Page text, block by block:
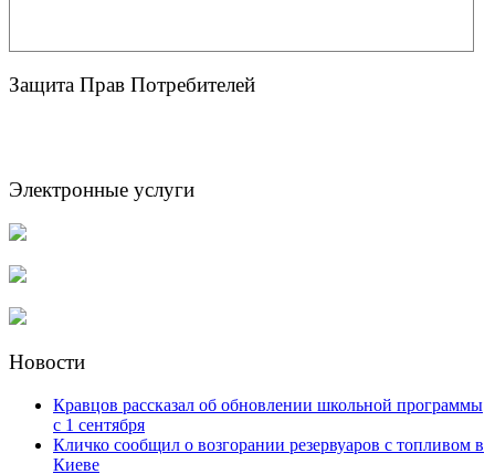
Защита Прав Потребителей
Электронные услуги
Новости
Кравцов рассказал об обновлении школьной программы
с 1 сентября
Кличко сообщил о возгорании резервуаров с топливом в
Киеве